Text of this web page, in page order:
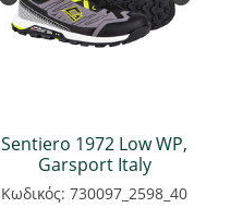
Sentiero 1972 Low WP,
Garsport Italy
Κωδικός: 730097_2598_40